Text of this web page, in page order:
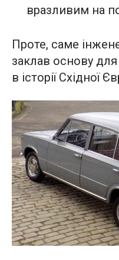
вразливим на
Проте, саме
заклав основу
в історії Східної